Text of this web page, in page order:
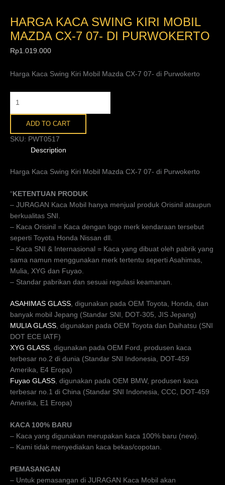
HARGA KACA SWING KIRI MOBIL
MAZDA CX-7 07- DI PURWOKERTO
Rp1.019.000
Harga Kaca Swing Kiri Mobil Mazda CX-7 07- di Purwokerto
ADD TO CART
SKU: PWT0517
Description
Harga Kaca Swing Kiri Mobil Mazda CX-7 07- di Purwokerto
“KETENTUAN PRODUK
– JURAGAN Kaca Mobil hanya menjual produk Orisinil ataupun
berkualitas SNI.
– Kaca Orisinil = Kaca dengan logo merk kendaraan tersebut
seperti Toyota Honda Nissan dll.
– Kaca SNI & Internasional = Kaca yang dibuat oleh pabrik yang
sama namun menggunakan merk tertentu seperti Asahimas,
Mulia, XYG dan Fuyao.
– Standar pabrikan dan sesuai regulasi keamanan.
ASAHIMAS GLASS, digunakan pada OEM Toyota, Honda, dan
banyak mobil Jepang (Standar SNI, DOT-305, JIS Jepang)
MULIA GLASS, digunakan pada OEM Toyota dan Daihatsu (SNI
DOT ECE IATF)
XYG GLASS, digunakan pada OEM Ford, produsen kaca
terbesar no.2 di dunia (Standar SNI Indonesia, DOT-459
Amerika, E4 Eropa)
Fuyao GLASS, digunakan pada OEM BMW, produsen kaca
terbesar no.1 di China (Standar SNI Indonesia, CCC, DOT-459
Amerika, E1 Eropa)
KACA 100% BARU
– Kaca yang digunakan merupakan kaca 100% baru (new).
– Kami tidak menyediakan kaca bekas/copotan.
PEMASANGAN
– Untuk pemasangan di JURAGAN Kaca Mobil akan